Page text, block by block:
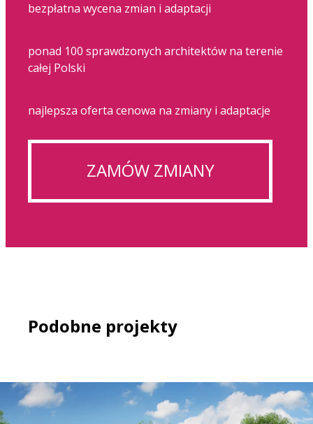
bezpłatna wycena zmian i adaptacji
ponad 100 sprawdzonych architektów na terenie
całej Polski
najlepsza oferta cenowa na zmiany i adaptacje
ZAMÓW ZMIANY
Podobne projekty